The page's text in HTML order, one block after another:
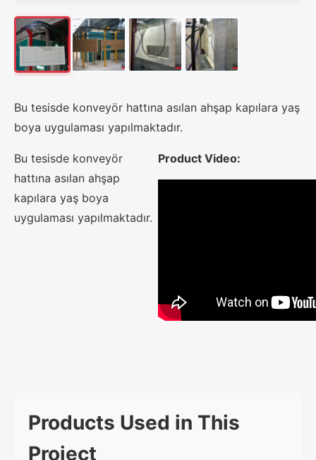
Bu tesisde konveyör hattına asılan ahşap kapılara yaş
boya uygulaması yapılmaktadır.
Bu tesisde konveyör
hattına asılan ahşap
kapılara yaş boya
uygulaması yapılmaktadır.
Product Video:
Products Used in This
Project